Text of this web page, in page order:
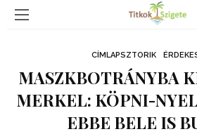
CÍMLAPSZTORIK
MASZKBOTRÁNYBA
MERKEL: KÖPNI-
EBBE BELE IS